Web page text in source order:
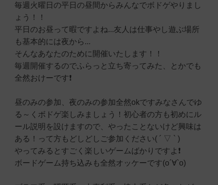
毎週火曜日の平日の昼間からみんなでボドゲやりまし
ょう！！
平日のお昼って暇ですよね...友人は仕事やし遊ぶ場所
も基本的には夜から...
そんなあなたのために開催いたします！！
毎週開催するのでふらっと立ち寄ってみた、とかでも
全然おけーです❗️
昼のみの参加、夜のみの参加全然okですみなさんでゆ
る～くボドゲ楽しみましょう！初心者の方も初めにル
ール説明を設けますので、やったことないけど興味は
ある！って方もどしどしご参加ください( ´ ▽ ` )
やってみるとすごく楽しいゲームばかりですよ❗️
ボードゲーム持ち込みも全然オッケーです(о´∀`о)